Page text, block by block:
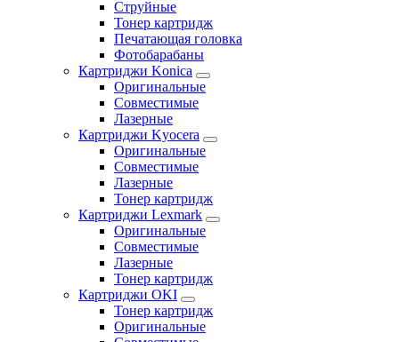
Струйные
Тонер картридж
Печатающая головка
Фотобарабаны
Картриджи Konica
Оригинальные
Совместимые
Лазерные
Картриджи Kyocera
Оригинальные
Совместимые
Лазерные
Тонер картридж
Картриджи Lexmark
Оригинальные
Совместимые
Лазерные
Тонер картридж
Картриджи OKI
Тонер картридж
Оригинальные